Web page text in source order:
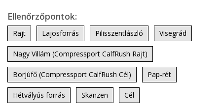
Ellenőrzőpontok:
Rajt Lajosforrás Pilisszentlászló Visegrád
Nagy Villám (Compressport CalfRush Rajt)
Borjúfő (Compressport CalfRush Cél) Pap-rét
Hétvályús forrás Skanzen Cél